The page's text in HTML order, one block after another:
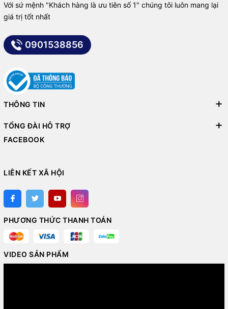
Với sứ mệnh "Khách hàng là ưu tiên số 1" chúng tôi luôn mang lại
giá trị tốt nhất
0901538856
THÔNG TIN
TỔNG ĐÀI HỖ TRỢ
FACEBOOK
LIÊN KẾT XÃ HỘI
PHƯƠNG THỨC THANH TOÁN
VIDEO SẢN PHẨM